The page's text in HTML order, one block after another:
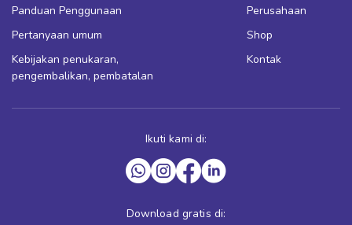
Panduan Penggunaan
Pertanyaan umum
Kebijakan penukaran,
pengembalikan, pembatalan
Perusahaan
Shop
Kontak
Ikuti kami di:
Download gratis di: